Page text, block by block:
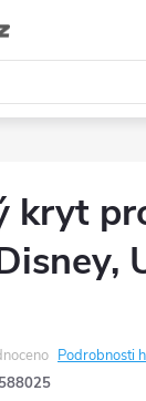
kryt
Podrobnosti